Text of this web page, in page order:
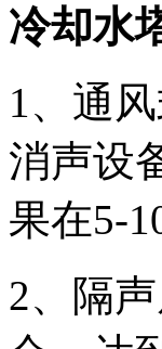
冷却水
1、通
消声设
果在5-
2、隔